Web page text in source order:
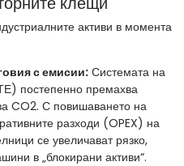
активи в момента
с емисии:Системата на
постепенно премахва
CO2. С повишаването на
разходи (OPEX) на
се увеличават рязко,
в „блокирани активи“.